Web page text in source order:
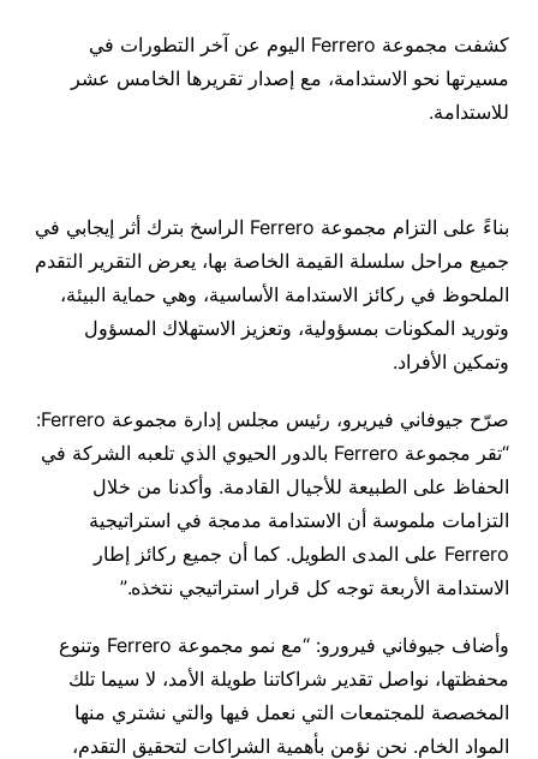
كشفت مجموعة Ferrero اليوم عن آخر التطورات في
مسيرتها نحو الاستدامة، مع إصدار تقريرها الخامس عشر
للاستدامة.
بناءً على التزام مجموعة Ferrero الراسخ بترك أثر إيجابي في
جميع مراحل سلسلة القيمة الخاصة بها، يعرض التقرير التقدم
الملحوظ في ركائز الاستدامة الأساسية، وهي حماية البيئة،
وتوريد المكونات بمسؤولية، وتعزيز الاستهلاك المسؤول
وتمكين الأفراد.
صرّح جيوفاني فيريرو، رئيس مجلس إدارة مجموعة Ferrero
:
“تقر مجموعة Ferrero بالدور الحيوي الذي تلعبه الشركة في
الحفاظ على الطبيعة للأجيال القادمة. وأكدنا من خلال
التزامات ملموسة أن الاستدامة مدمجة في استراتيجية
Ferrero على المدى الطويل. كما أن جميع ركائز إطار
الاستدامة الأربعة توجه كل قرار استراتيجي نتخذه.”
وأضاف جيوفاني فيرورو: “مع نمو مجموعة Ferrero وتنوع
محفظتها، نواصل تقدير شراكاتنا طويلة الأمد، لا سيما تلك
المخصصة للمجتمعات التي نعمل فيها والتي نشتري منها
المواد الخام. نحن نؤمن بأهمية الشراكات لتحقيق التقدم،